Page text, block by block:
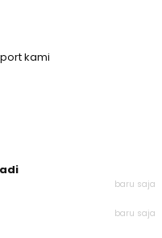
kami
baru saja
baru saja